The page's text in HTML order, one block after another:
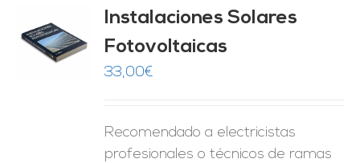
Instalaciones Solares
Fotovoltaicas
33,00€
Recomendado a electricistas
profesionales o técnicos de ramas